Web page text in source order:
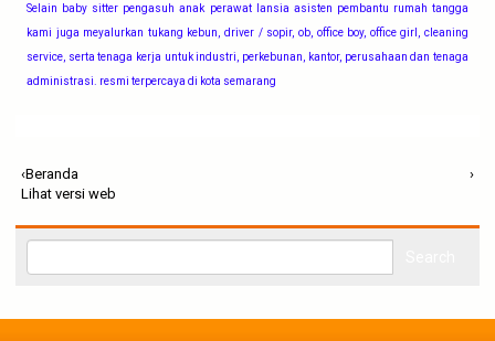
Selain baby sitter pengasuh anak perawat lansia asisten pembantu rumah tangga
kami juga meyalurkan tukang kebun, driver / sopir, ob, office boy, office girl, cleaning
service, serta tenaga kerja untuk industri, perkebunan, kantor, perusahaan dan tenaga
administrasi. resmi terpercaya di kota semarang
‹ ›
Beranda
Lihat versi web